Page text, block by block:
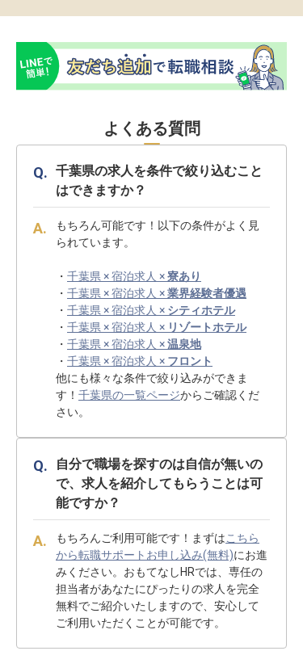
よくある質問
千葉県の求人を条件で絞り込むこと
はできますか？
もちろん可能です！以下の条件がよく見
られています。
・ 千葉県 × 宿泊求人 ×寮あり
・ 千葉県 × 宿泊求人 ×業界経験者優遇
・ 千葉県 × 宿泊求人 × シティホテル
・ 千葉県 × 宿泊求人 × リゾートホテル
・ 千葉県 × 宿泊求人 ×温泉地
・ 千葉県 × 宿泊求人 × フロント
他にも様々な条件で絞り込みができま
す！ 千葉県の一覧ページからご確認くだ
さい。
自分で職場を探すのは自信が無いの
で、求人を紹介してもらうことは可
能ですか？
もちろんご利用可能です！まずはこちら
から転職サポートお申し込み(無料)にお進
みください。おもてなしHRでは、専任の
担当者があなたにぴったりの求人を完全
無料でご紹介いたしますので、安心して
ご利用いただくことが可能です。